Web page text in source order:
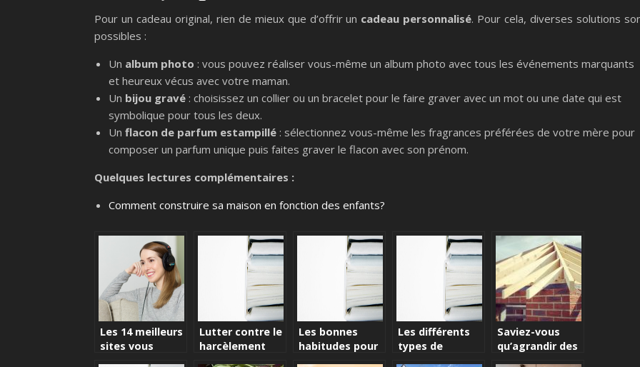
Pour un cadeau original, rien de mieux que d’offrir un cadeau personnalisé. Pour cela, diverses solutions
possibles :
Un album photo : vous pouvez réaliser vous-même un album photo avec tous les événements marquants
et heureux vécus avec votre maman.
Un bijou gravé : choisissez un collier ou un bracelet pour le faire graver avec un mot ou une date qui est
symbolique pour tous les deux.
Un flacon de parfum estampillé : sélectionnez vous-même les fragrances préférées de votre mère pour
composer un parfum unique puis faites graver le flacon avec son prénom.
Quelques lectures complémentaires :
Comment construire sa maison en fonction des enfants?
Les 14 meilleurs
sites vous
Lutter contre le
harcèlement
Les bonnes
habitudes pour
Les différents
types de
Saviez-vous
qu’agrandir des